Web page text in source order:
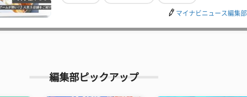
マイナビニュース編集部
編集部ピックアップ